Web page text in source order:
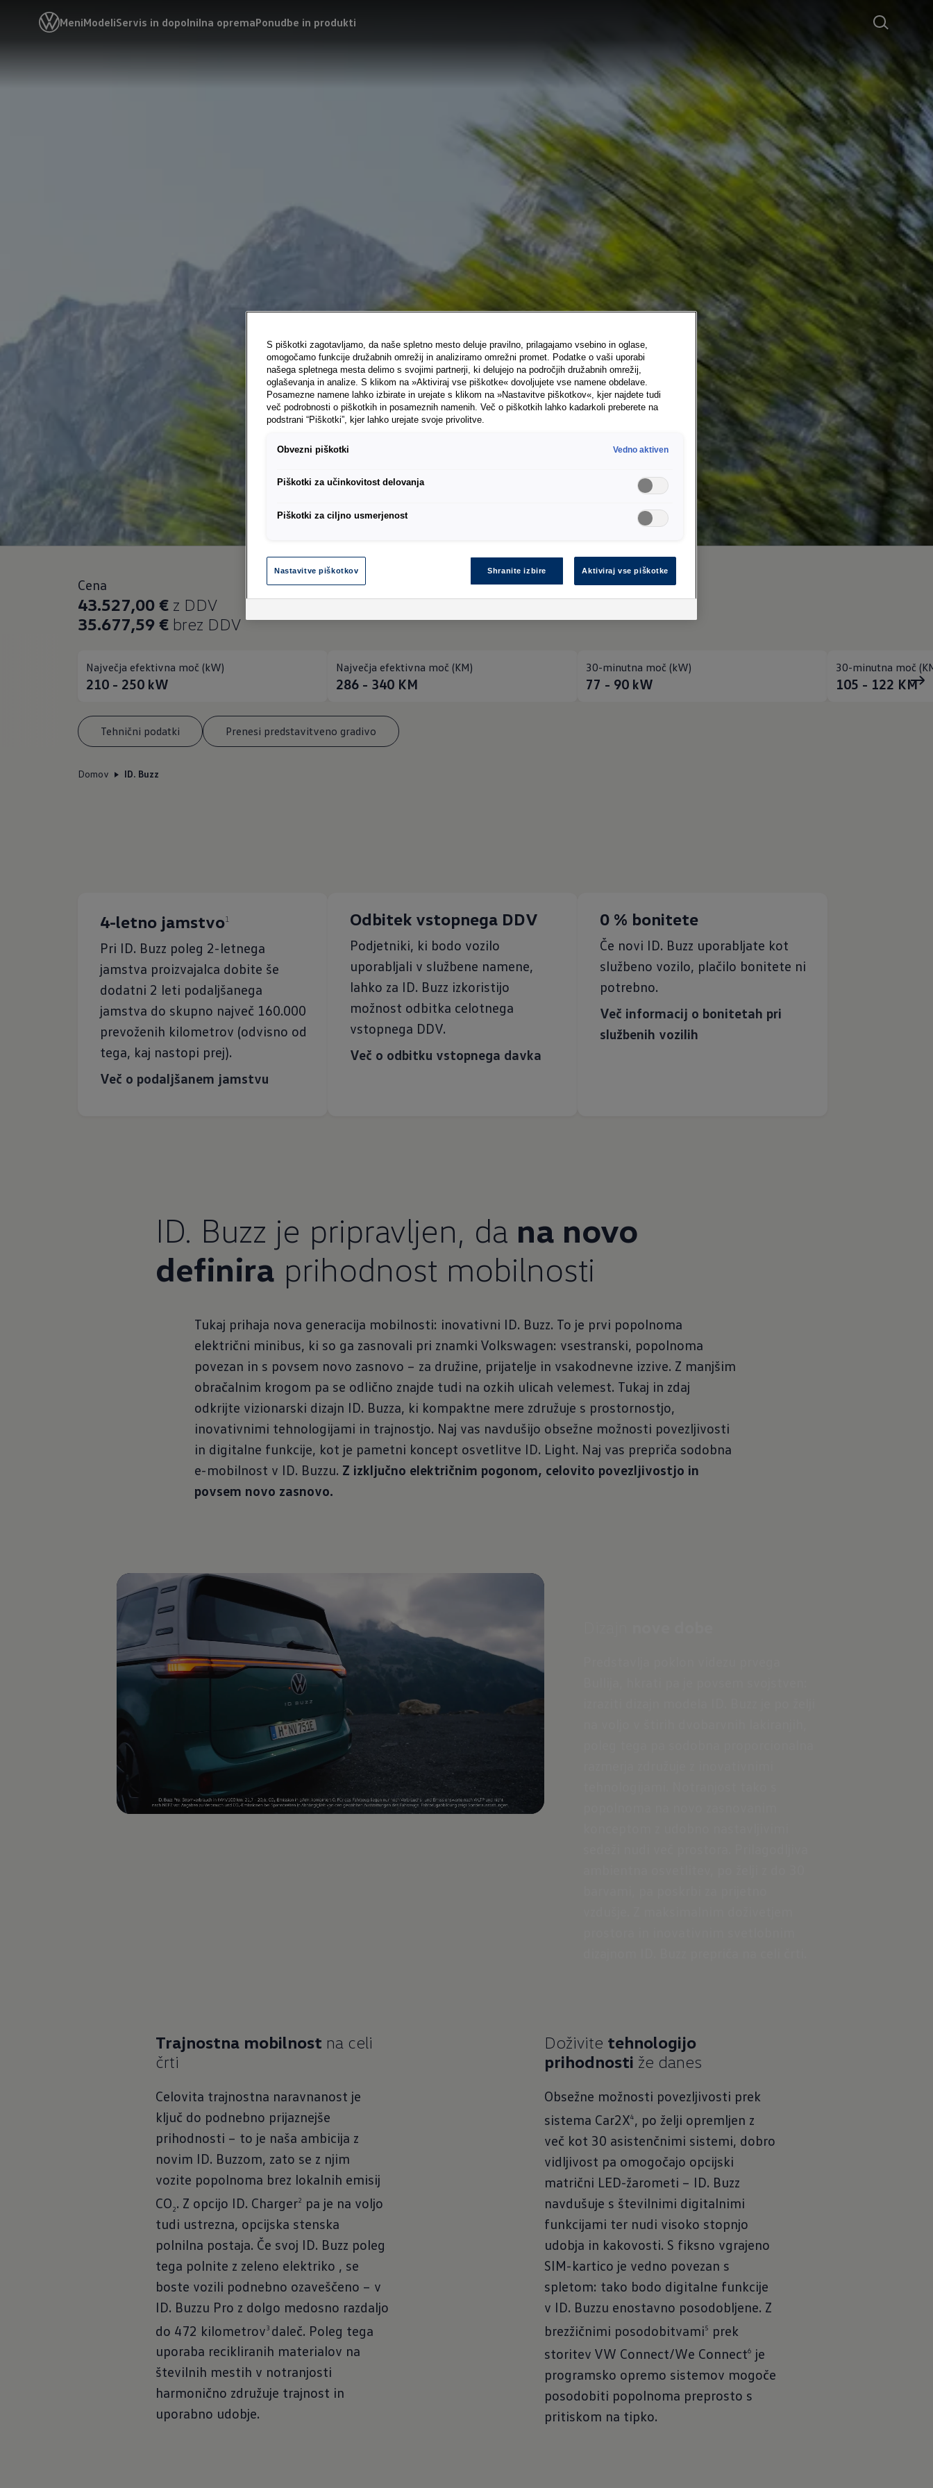
MeniModeliServis in dopolnilna opremaPonudbe in produkti
ID. Buzz
Cena
43.527,00 € z DDV
35.677,59 € brez DDV
Največja efektivna moč (kW)
210 - 250 kW
Največja efektivna moč (KM)
286 - 340 KM
30-minutna moč (kW)
77 - 90 kW
30-minutna moč
105 - 122 KM
Tehnični podatki Prenesi predstavitveno gradivo
Domov ID. Buzz
4-letno jamstvo1
Pri ID. Buzz poleg 2-letnega
jamstva proizvajalca dobite še
dodatni 2 leti podaljšanega
jamstva do skupno največ 160.000
prevoženih kilometrov (odvisno od
tega, kaj nastopi prej).
Več o podaljšanem jamstvu
Odbitek vstopnega DDV
Podjetniki, ki bodo vozilo
uporabljali v službene namene,
lahko za ID. Buzz izkoristijo
možnost odbitka celotnega
vstopnega DDV.
Več o odbitku vstopnega davka
0 % bonitete
Če novi ID. Buzz uporabljate kot
službeno vozilo, plačilo bonitete ni
potrebno.
Več informacij o bonitetah pri
službenih vozilih
ID. Buzz je pripravljen, da na novo
definira prihodnost mobilnosti
Tukaj prihaja nova generacija mobilnosti: inovativni ID. Buzz. To je prvi popolnoma
električni minibus, ki so ga zasnovali pri znamki Volkswagen: vsestranski, popolnoma
povezan in s povsem novo zasnovo – za družine, prijatelje in vsakodnevne izzive. Z manjšim
obračalnim krogom pa se odlično znajde tudi na ozkih ulicah velemest. Tukaj in zdaj
odkrijte vizionarski dizajn ID. Buzza, ki kompaktne mere združuje s prostornostjo,
inovativnimi tehnologijami in trajnostjo. Naj vas navdušijo obsežne možnosti povezljivosti
in digitalne funkcije, kot je pametni koncept osvetlitve ID. Light. Naj vas prepriča sodobna
e-mobilnost v ID. Buzzu. Z izključno električnim pogonom, celovito povezljivostjo in
povsem novo zasnovo.
Trajnostna mobilnost na celi
črti
Celovita trajnostna naravnanost je
ključ do podnebno prijaznejše
prihodnosti – to je naša ambicija z
novim ID. Buzzom, zato se z njim
vozite popolnoma brez lokalnih emisij
CO2. Z opcijo ID. Charger2
pa je na voljo
tudi ustrezna, opcijska stenska
polnilna postaja. Če svoj ID. Buzz poleg
tega polnite z zeleno elektriko , se
boste vozili podnebno ozaveščeno – v
ID. Buzzu Pro z dolgo medosno razdaljo
do 472 kilometrov3 daleč. Poleg tega
uporaba recikliranih materialov na
številnih mestih v notranjosti
harmonično združuje trajnost in
uporabno udobje.
Doživite tehnologijo
prihodnosti že danes
Obsežne možnosti povezljivosti prek
sistema Car2X4
, po želji opremljen z
več kot 30 asistenčnimi sistemi, dobro
vidljivost pa omogočajo opcijski
matrični LED-žarometi – ID. Buzz
navdušuje s številnimi digitalnimi
funkcijami ter nudi visoko stopnjo
udobja in kakovosti. S fiksno vgrajeno
SIM-kartico je vedno povezan s
spletom: tako bodo digitalne funkcije
v ID. Buzzu enostavno posodobljene. Z
brezžičnimi posodobitvami5
prek
storitev VW Connect/We Connect6 je
programsko opremo sistemov mogoče
posodobiti popolnoma preprosto s
pritiskom na tipko.
S piškotki zagotavljamo, da naše spletno mesto deluje pravilno, prilagajamo vsebino in oglase,
omogočamo funkcije družabnih omrežij in analiziramo omrežni promet. Podatke o vaši uporabi
našega spletnega mesta delimo s svojimi partnerji, ki delujejo na področjih družabnih omrežij,
oglaševanja in analize. S klikom na »Aktiviraj vse piškotke« dovoljujete vse namene obdelave.
Posamezne namene lahko izbirate in urejate s klikom na »Nastavitve piškotkov«, kjer najdete tudi
več podrobnosti o piškotkih in posameznih namenih. Več o piškotkih lahko kadarkoli preberete na
podstrani “Piškotki”, kjer lahko urejate svoje privolitve.
Obvezni piškotki Vedno aktiven
Piškotki za učinkovitost delovanja
Piškotki za ciljno usmerjenost
Nastavitve piškotkov Shranite izbire Aktiviraj vse piškotke